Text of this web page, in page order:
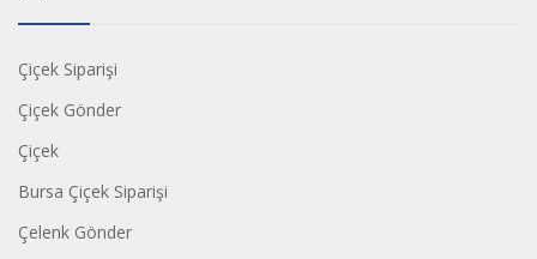
Çiçek Siparişi
Çiçek Gönder
Çiçek
Bursa Çiçek Siparişi
Çelenk Gönder